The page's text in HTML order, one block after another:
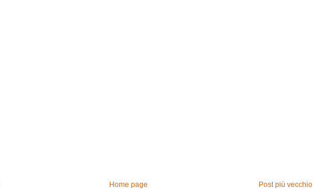
Post più vecchio
Home page